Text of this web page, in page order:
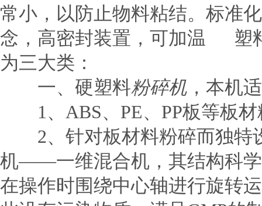
常小，以防止物料粘结。标准
念，高密封装置，可加温 塑
为三大类：
一、硬塑料粉碎机 ，本机
1、ABS、PE、PP板等板材
2、针对板材料粉碎而独特
机——一维混合机，其结构科
在操作时围绕中心轴进行旋转